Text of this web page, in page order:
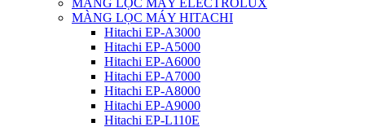
MÀNG LỌC MÁY ELECTROLUX
MÀNG LỌC MÁY HITACHI
Hitachi EP-A3000
Hitachi EP-A5000
Hitachi EP-A6000
Hitachi EP-A7000
Hitachi EP-A8000
Hitachi EP-A9000
Hitachi EP-L110E